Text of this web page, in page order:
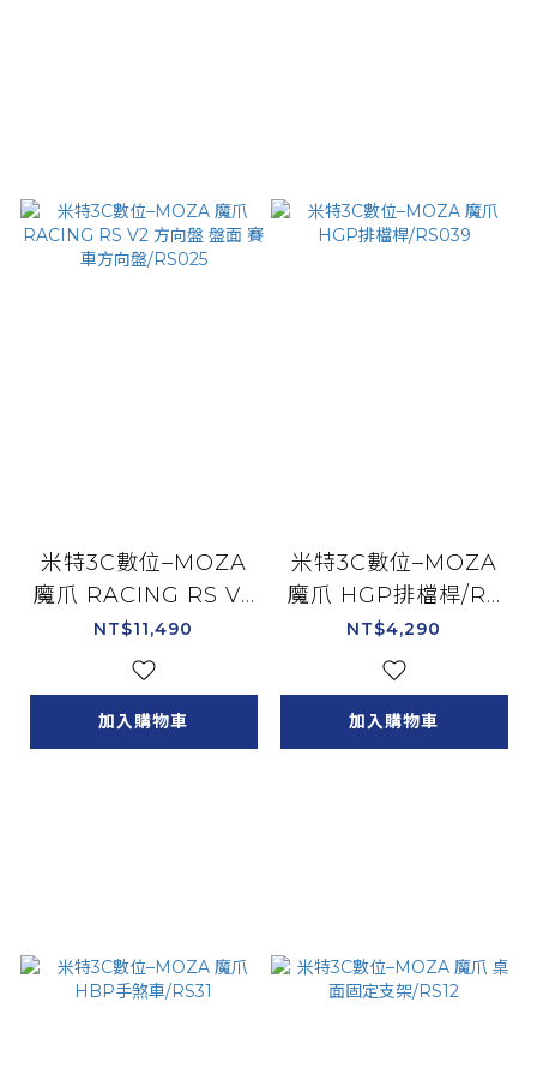
米特3C數位–MOZA
魔爪 RACING RS V2
方向盤 盤面 賽車方向
盤/RS025
NT$11,490
加入購物車
米特3C數位–MOZA
魔爪 HGP排檔桿/RS
039
NT$4,290
加入購物車